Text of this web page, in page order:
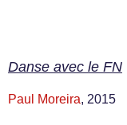
Danse avec le FN
Paul Moreira, 2015